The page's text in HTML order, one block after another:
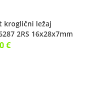
kroglični ležaj
2RS 16x28x7mm
€